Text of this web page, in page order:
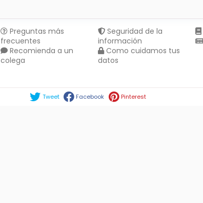
Preguntas más
frecuentes
Recomienda a un
colega
Seguridad de la
información
Como cuidamos tus
datos
Tweet Facebook Pinterest